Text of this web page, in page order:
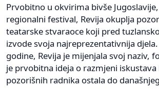
Prvobitno u okvirima bivše
regionalni festival, Revija okuplja
teatarske stvaraoce koji pred
izvode svoja najreprezentativnija
godine, Revija je mijenjala svoj naziv,
je prvobitna ideja o razmjeni
pozorišnih radnika ostala do